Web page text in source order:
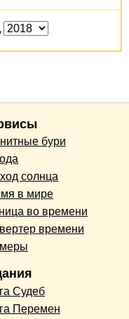
бури
солнца
в мире
во времени
времени
Судеб
Перемен